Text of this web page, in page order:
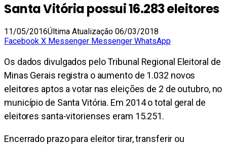
Santa Vitória possui 16.283 eleitores
11/05/2016Última Atualização 06/03/2018
Facebook X Messenger Messenger WhatsApp
Os dados divulgados pelo Tribunal Regional Eleitoral de
Minas Gerais registra o aumento de 1.032 novos
eleitores aptos a votar nas eleições de 2 de outubro, no
município de Santa Vitória. Em 2014 o total geral de
eleitores santa-vitorienses eram 15.251.
Encerrado prazo para eleitor tirar, transferir ou